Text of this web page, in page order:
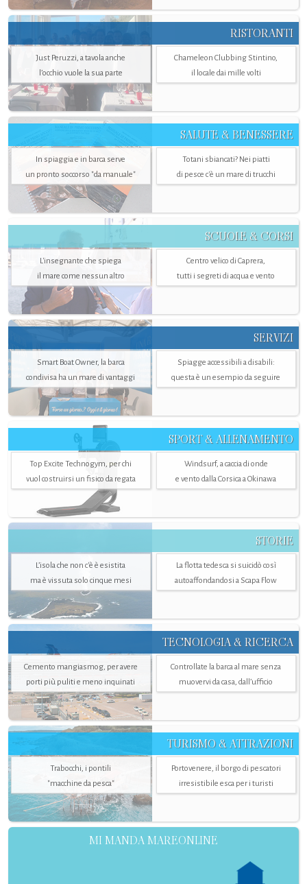
RISTORANTI
Just Peruzzi, a tavola anche
l’occhio vuole la sua parte
Chameleon Clubbing Stintino,
il locale dai mille volti
SALUTE & BENESSERE
In spiaggia e in barca serve
un pronto soccorso "da manuale"
Totani sbiancati? Nei piatti
di pesce c'è un mare di trucchi
SCUOLE & CORSI
L'insegnante che spiega
il mare come nessun altro
Centro velico di Caprera,
tutti i segreti di acqua e vento
SERVIZI
Smart Boat Owner, la barca
condivisa ha un mare di vantaggi
Spiagge accessibili a disabili:
questa è un esempio da seguire
SPORT & ALLENAMENTO
Top Excite Technogym, per chi
vuol costruirsi un fisico da regata
Windsurf, a caccia di onde
e vento dalla Corsica a Okinawa
STORIE
L’isola che non c'è è esistita
ma è vissuta solo cinque mesi
La flotta tedesca si suicidò così
autoaffondandosi a Scapa Flow
TECNOLOGIA & RICERCA
Cemento mangiasmog, per avere
porti più puliti e meno inquinati
Controllate la barca al mare senza
muovervi da casa, dall’ufficio
TURISMO & ATTRAZIONI
Trabocchi, i pontili
"macchine da pesca"
Portovenere, il borgo di pescatori
irresistibile esca per i turisti
MI MANDA MAREONLINE